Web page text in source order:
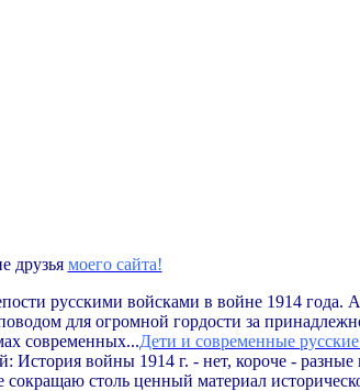
друзья моего сайта!
русскими войсками в войне 1914
для огромной гордости за
современных...Дети и современные
войны 1914 г. - нет, короче - разные
столь ценный материал